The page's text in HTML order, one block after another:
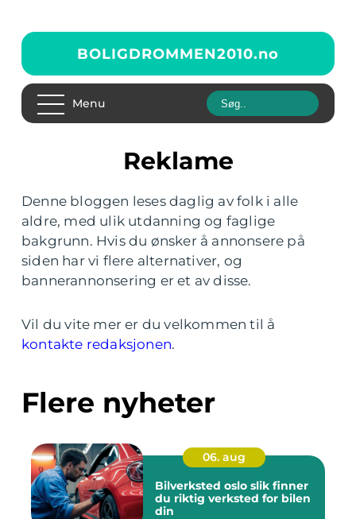
BOLIGDROMMEN2010.no
Menu
Reklame
Denne bloggen leses daglig av folk i alle
aldre, med ulik utdanning og faglige
bakgrunn. Hvis du ønsker å annonsere på
siden har vi flere alternativer, og
bannerannonsering er et av disse.
Vil du vite mer er du velkommen til å
kontakte redaksjonen.
Flere nyheter
06. aug
Bilverksted oslo slik finner
du riktig verksted for bilen
din